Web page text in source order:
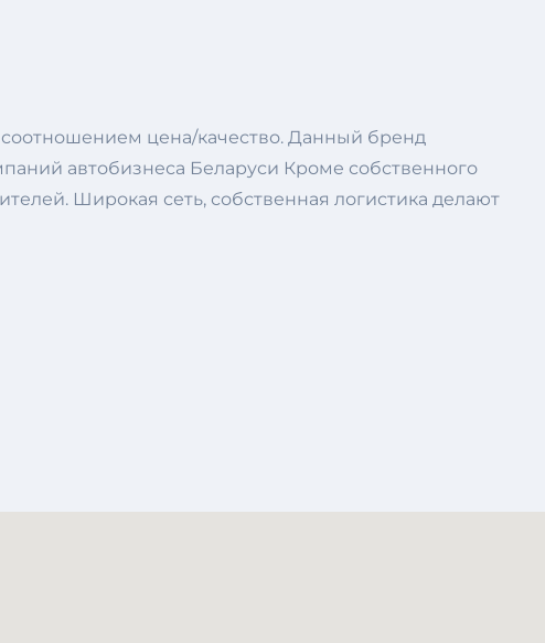
цена/качество. Данный бренд
автобизнеса Беларуси Кроме собственного
Широкая сеть, собственная логистика делают